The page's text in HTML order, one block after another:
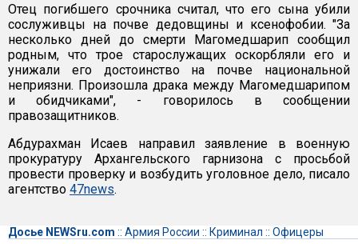
Отец погибшего срочника считал, что его сына убили
сослуживцы на почве дедовщины и ксенофобии. "За
несколько дней до смерти Магомедшарип сообщил
родным, что трое старослужащих оскорбляли его и
унижали его достоинство на почве национальной
неприязни. Произошла драка между Магомедшарипом
и обидчиками", - говорилось в сообщении
правозащитников.
Абдурахман Исаев направил заявление в военную
прокуратуру Архангельского гарнизона с просьбой
провести проверку и возбудить уголовное дело, писало
агентство 47news.
Досье NEWSru.com :: Армия России :: Криминал :: Офицеры